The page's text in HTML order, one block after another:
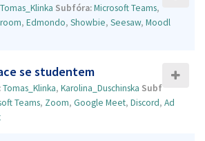
Tomas_Klinka Subfóra:Microsoft Teams,
, Edmondo, Showbie, Seesaw, Moodl
se studentem
Tomas_Klinka, Karolina_Duschinska Subf
Teams, Zoom, Google Meet, Discord, Ad